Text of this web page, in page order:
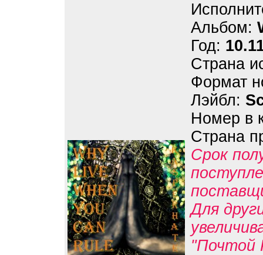
Альбом:
Год:
Страна
Формат
Лэйбл:
Номер в
Страна
Срок
Для
"Почтой